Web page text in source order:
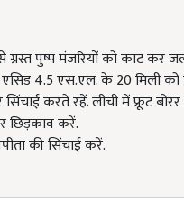
पुष्प मंजरियों को काट कर
4.5 एस.एल. के 20 मिली को
करते रहें. लीची में फ्रूट बोरर
छिड़काव करें.
की सिंचाई करें.